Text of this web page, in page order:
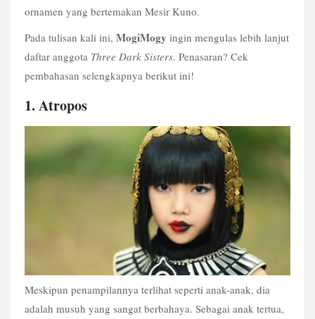
ornamen yang bertemakan Mesir Kuno.
Pada tulisan kali ini, MogiMogy ingin mengulas lebih lanjut
daftar anggota Three Dark Sisters. Penasaran? Cek
pembahasan selengkapnya berikut ini!
1. Atropos
Meskipun penampilannya terlihat seperti anak-anak, dia
adalah musuh yang sangat berbahaya. Sebagai anak tertua,